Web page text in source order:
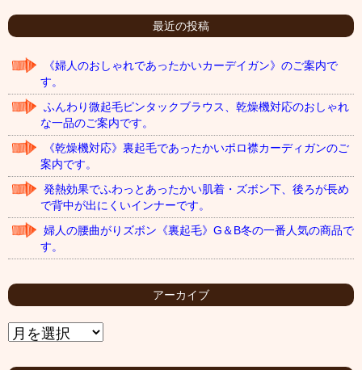
最近の投稿
《婦人のおしゃれであったかいカーデイガン》のご案内で
す。
ふんわり微起毛ピンタックブラウス、乾燥機対応のおしゃれ
な一品のご案内です。
《乾燥機対応》裏起毛であったかいポロ襟カーディガンのご
案内です。
発熱効果でふわっとあったかい肌着・ズボン下、後ろが長め
で背中が出にくいインナーです。
婦人の腰曲がりズボン《裏起毛》G＆B冬の一番人気の商品で
す。
アーカイブ
ア
ー